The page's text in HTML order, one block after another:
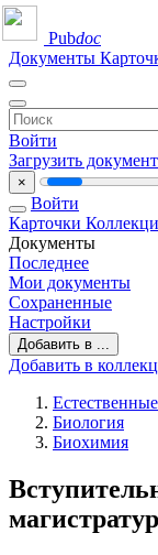
Pubdoc
Документы
Войти
Загрузить документ
×
Войти
Карточки
Документы
Последнее
Мои документы
Сохраненные
Настройки
Добавить в ...
Добавить в
Биология
Биохимия